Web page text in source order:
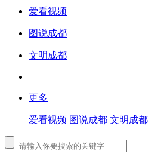
爱看视频
图说成都
文明成都
更多
爱看视频 图说成都 文明成都